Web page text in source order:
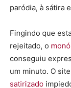
paródia, à sátira
Fingindo que
rejeitado, o
conseguiu
um minuto. O
satirizado